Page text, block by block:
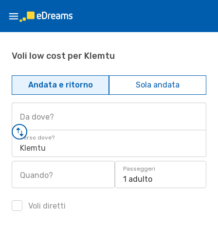
Voli low cost per Klemtu
Andata e ritorno Sola andata
Da dove?
Verso dove?
Klemtu
Quando?
Passeggeri
1 adulto
Voli diretti